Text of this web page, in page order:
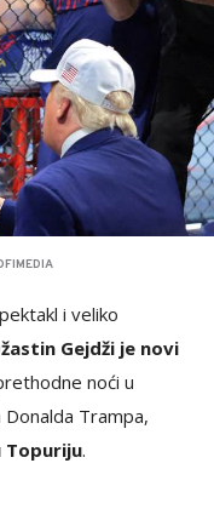
i veliko
Gejdži je novi
noći u
Trampa,
Topuriju.